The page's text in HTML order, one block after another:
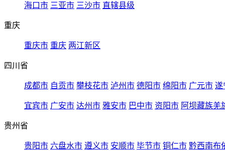
海口市 三亚市 三沙市 直辖县级
重庆
重庆市 重庆 两江新区
四川省
成都市 自贡市 攀枝花市 泸州市 德阳市 绵阳市 广元市 遂
宜宾市 广安市 达州市 雅安市 巴中市 资阳市 阿坝藏族羌
贵州省
贵阳市 六盘水市 遵义市 安顺市 毕节市 铜仁市 黔西南布